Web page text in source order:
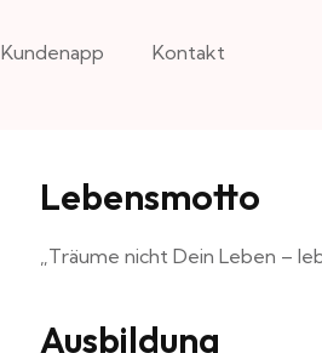
Kundenapp Kontakt
Lebensmotto
„Träume nicht Dein Leben –
Ausbildung